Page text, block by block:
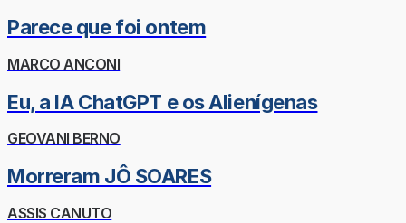
Parece que foi ontem
MARCO ANCONI
Eu, a IA ChatGPT e os Alienígenas
GEOVANI BERNO
Morreram JÔ SOARES
ASSIS CANUTO